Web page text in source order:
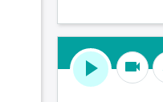
videocam